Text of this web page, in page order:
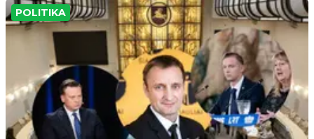
POLITIKA